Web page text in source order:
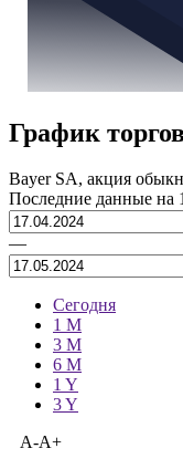
График
Bayer SA, акция
Последние данные на
—
Сегодня
1 M
3 M
6 M
1 Y
3 Y